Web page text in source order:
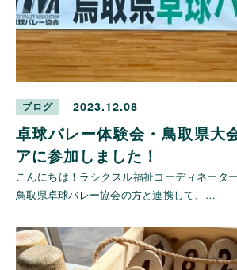
ブログ 2023.12.08
卓球バレー体験会・鳥取県大
アに参加しました！
こんにちは！ラシクスル福祉コーディネータ
鳥取県卓球バレー協会の方と連携して、…